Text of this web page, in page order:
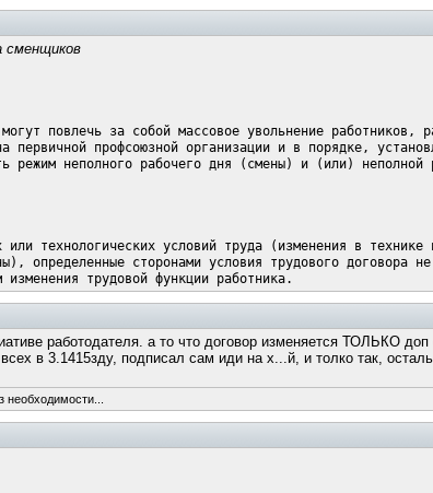
сменщиков
повлечь за собой массовое увольнение работников,
первичной профсоюзной организации и в порядке,
режим неполного рабочего дня (смены) и (или) неполной
технологических условий труда (изменения в технике
определенные сторонами условия трудового договора
трудовой функции работника.
работодателя. а то что договор изменяется ТОЛЬКО
в 3.1415зду, подписал сам иди на х...й, и толко так,
необходимости...